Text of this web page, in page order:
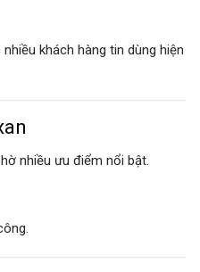
khách hàng tin dùng hiện
nhiều ưu điểm nổi bật.